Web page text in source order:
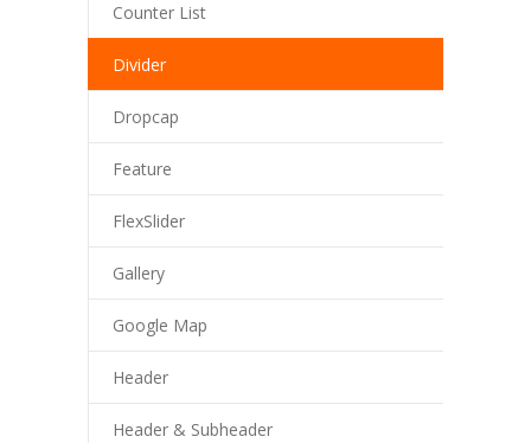
Counter List
Divider
Dropcap
Feature
FlexSlider
Gallery
Google Map
Header
Header & Subheader